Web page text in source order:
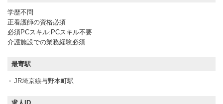
学歴不問
正看護師の資格必須
必須PCスキル:PCスキル不要
介護施設での業務経験必須
最寄駅
JR埼京線与野本町駅